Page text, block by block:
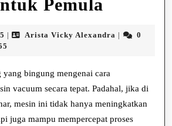
Pemula
Mesin
Vacuum
dengan
Mudah
29
Agustus
Arista Vicky Alexandra Arista0
bingung mengenai cara
vacuum secara tepat. Padahal, jika di
mesin ini tidak hanya meningkatkan
juga mampu mempercepat proses